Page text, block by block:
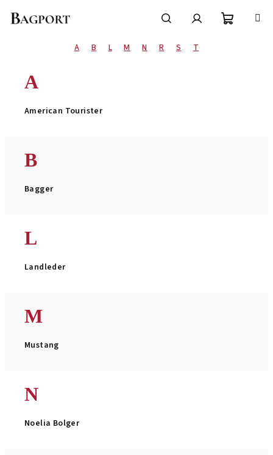
A B L M N R S T
A
American Tourister
B
Bagger
L
Landleder
M
Mustang
N
Noelia Bolger